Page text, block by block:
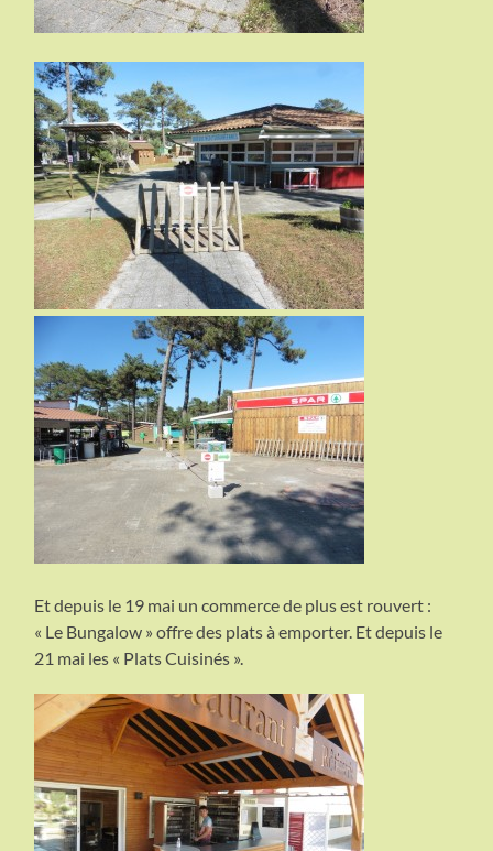
Et depuis le 19 mai un commerce de plus est rouvert :
« Le Bungalow » offre des plats à emporter. Et depuis le
21 mai les « Plats Cuisinés ».